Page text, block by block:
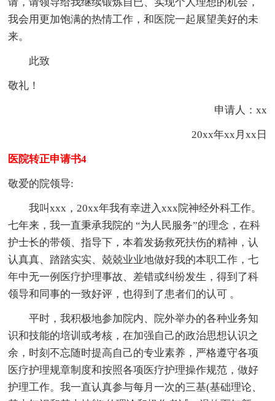
我会用更加饱满的热情工作，和医院一起展望美好的未
来。
此致
敬礼！
申请人：xx
20xx年xx月xx日
医院转正申请书4
敬爱的院领导:
我叫xxx，20xx年我有幸进入xxx院神经外科工作。
七年来，我一直秉承我院的 “为人民服务”的理念，在科
护士长的带领、指导下，本着发扬救死扶伤的精神，认
认真真、踏踏实实、兢兢业业地做好我的本职工作，七
年中无一例医疗护理事故、差错或纠纷发生，得到了科
领导和同事的一致好评，也得到了患者们的认可 。
平时，我积极地参加院内、院外举办的各种业务知
识和技能的培训或考核，在加强自己的政治思想认识之
余，时刻不忘随时提高自己的专业素养，严格遵守各项
医疗护理规章制度和按照各项医疗护理操作规范，做好
护理工作。我一直认真参与每月一次的三基(基础理论、